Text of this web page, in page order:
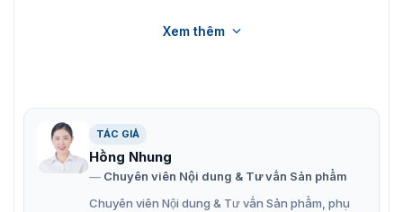
(HDTVI/AHD/CVI/CVBS/IP).
Nhiệt độ làm việc -10 °C đến +55 °C (+144 °F đến
+131 °F).
Xem thêm
TÁC GIẢ
Hồng Nhung
Chuyên viên Nội dung & Tư vấn Sản phẩm
Chuyên viên Nội dung & Tư vấn Sản phẩm, phụ